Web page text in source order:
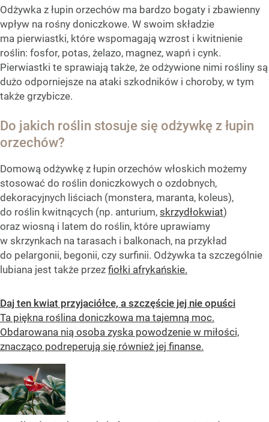
Odżywka z łupin orzechów ma bardzo bogaty i zbawienny
wpływ na rośny doniczkowe. W swoim składzie
ma pierwiastki, które wspomagają wzrost i kwitnienie
roślin: fosfor, potas, żelazo, magnez, wapń i cynk.
Pierwiastki te sprawiają także, że odżywione nimi rośliny są
dużo odporniejsze na ataki szkodników i choroby, w tym
także grzybicze.
Do jakich roślin stosuje się odżywkę z łupin
orzechów?
Domową odżywkę z łupin orzechów włoskich możemy
stosować do roślin doniczkowych o ozdobnych,
dekoracyjnych liściach (monstera, maranta, koleus),
do roślin kwitnących (np. anturium, skrzydłokwiat)
oraz wiosną i latem do roślin, które uprawiamy
w skrzynkach na tarasach i balkonach, na przykład
do pelargonii, begonii, czy surfinii. Odżywka ta szczególnie
lubiana jest także przez fiołki afrykańskie.
Daj ten kwiat przyjaciółce, a szczęście jej nie opuści
Ta piękna roślina doniczkowa ma tajemną moc.
Obdarowana nią osoba zyska powodzenie w miłości,
znacząco podreperują się również jej finanse.